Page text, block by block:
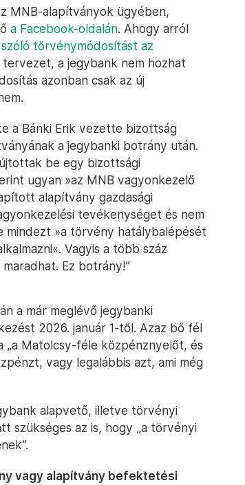
MNB-alapítványok ügyében,
a Facebook-oldalán. Ahogy arról
törvénymódosítást az
tervezet, a jegybank nem hozhat
azonban csak az új
a Bánki Erik vezette bizottság
a jegybanki botrány után.
be egy bizottsági
ugyan »az MNB vagyonkezelő
alapítvány gazdasági
tevékenységet és nem
»a törvény hatálybalépését
Vagyis a több száz
Ez botrány!”
a már meglévő jegybanki
2026. január 1-től. Azaz bő fél
„a Matolcsy-féle közpénznyelőt, és
vagy legalábbis azt, ami még
alapvető, illetve törvényi
szükséges az is, hogy „a törvényi
vagy alapítvány befektetési